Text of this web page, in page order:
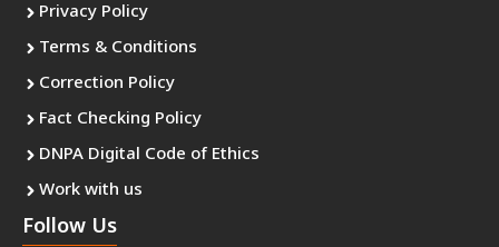
Privacy Policy
Terms & Conditions
Correction Policy
Fact Checking Policy
DNPA Digital Code of Ethics
Work with us
Follow Us